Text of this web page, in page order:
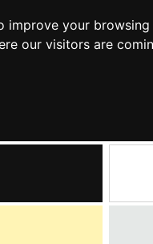
your
our visitors are